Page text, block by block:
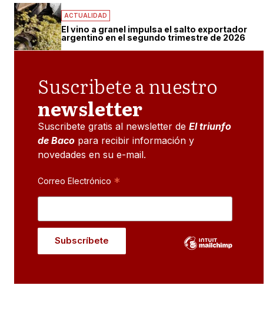
ACTUALIDAD
El vino a granel impulsa el salto exportador
argentino en el segundo trimestre de 2026
Suscribete a nuestro
newsletter
Suscribete gratis al newsletter deEl triunfo
de Baco para recibir información y
novedades en su e-mail.
Correo Electrónico *